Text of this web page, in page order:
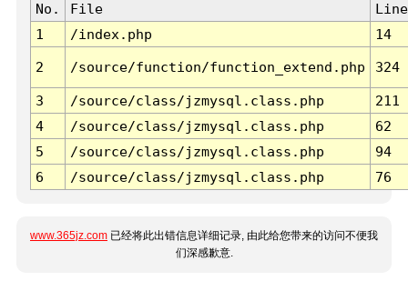
No. File
Line
1
/index.php 14
2 /source/function/function_extend.php 324
3 /source/class/jzmysql.class.php
211
4
/source/class/jzmysql.class.php
62
5
/source/class/jzmysql.class.php
94
6
/source/class/jzmysql.class.php 76
www.365jz.com 已经将此出错信息详细记录, 由此给您带来的访问不便我
们深感歉意.